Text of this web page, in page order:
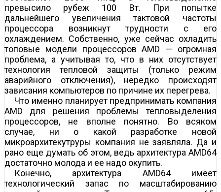
превысило рубеж 100 Вт. При попытке
дальнейшего увеличения тактовой частоты
процессора возникнут трудности с его
охлаждением. Собственно, уже сейчас охладить
топовые модели процессоров AMD — огромная
проблема, а учитывая то, что в них отсутствует
технология тепловой защиты (только режим
аварийного отключения), нередко происходят
зависания компьютеров по причине их перегрева.
Что именно планирует предпринимать компания
AMD для решения проблемы тепловыделения
процессоров, не вполне понятно. Во всяком
случае, ни о какой разработке новой
микроархитекутруры компания не заявляла. Да и
рано еще думать об этом, ведь архитектура AMD64
достаточно молода и ее надо окупить.
Конечно, архитектура AMD64 имеет
технологический запас по масштабированию